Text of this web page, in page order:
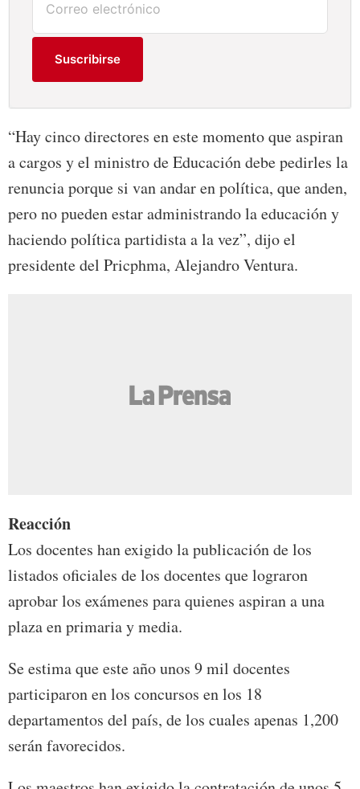
Suscribirse
“Hay cinco directores en este momento que aspiran
a cargos y el ministro de Educación debe pedirles la
renuncia porque si van andar en política, que anden,
pero no pueden estar administrando la educación y
haciendo política partidista a la vez”, dijo el
presidente del Pricphma, Alejandro Ventura.
Reacción
Los docentes han exigido la publicación de los
listados oficiales de los docentes que lograron
aprobar los exámenes para quienes aspiran a una
plaza en primaria y media.
Se estima que este año unos 9 mil docentes
participaron en los concursos en los 18
departamentos del país, de los cuales apenas 1,200
serán favorecidos.